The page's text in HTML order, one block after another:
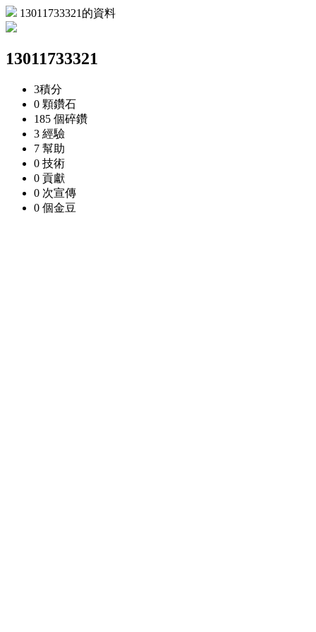
13011733321的資料
13011733321
3積分
0 顆鑽石
185 個碎鑽
3 經驗
7 幫助
0 技術
0 貢獻
0 次宣傳
0 個金豆